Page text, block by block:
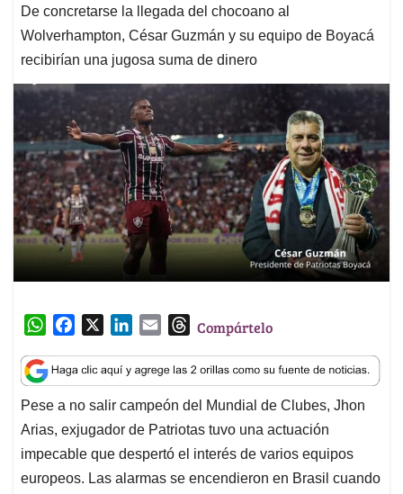
De concretarse la llegada del chocoano al
Wolverhampton, César Guzmán y su equipo de Boyacá
recibirían una jugosa suma de dinero
W
a
t
s
A
p
p
c
e
b
o
o
k
n
k
e
d
I
n
a
i
l
T
r
e
a
d
s
Compártelo
Pese a no salir campeón del Mundial de Clubes, Jhon
Arias, exjugador de Patriotas tuvo una actuación
impecable que despertó el interés de varios equipos
europeos. Las alarmas se encendieron en Brasil cuando